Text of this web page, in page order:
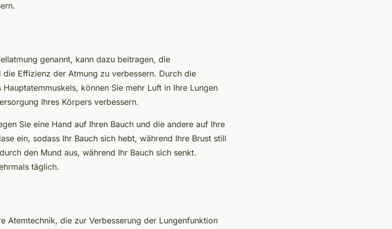
genannt, kann dazu beitragen, die
Effizienz der Atmung zu verbessern. Durch die
können Sie mehr Luft in Ihre Lungen
Ihres Körpers verbessern.
Sie eine Hand auf Ihren Bauch und die andere auf Ihre
ein, sodass Ihr Bauch sich hebt, während Ihre Brust still
den Mund aus, während Ihr Bauch sich senkt.
täglich.
Atemtechnik, die zur Verbesserung der Lungenfunktion